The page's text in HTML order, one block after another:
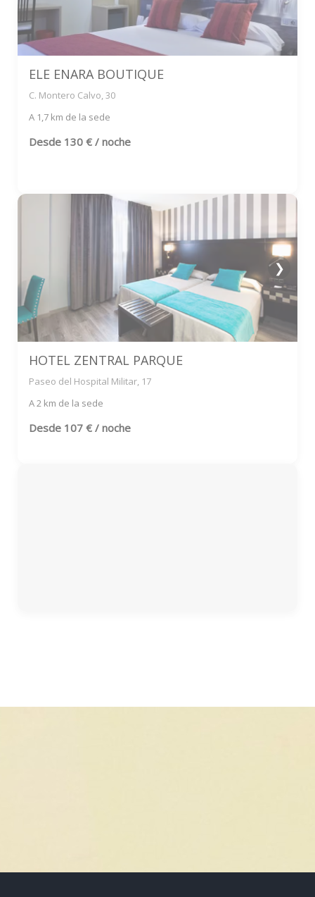
ELE ENARA BOUTIQUE
C. Montero Calvo, 30
A 1,7 km de la sede
Desde 130 € / noche
❯
HOTEL ZENTRAL PARQUE
Paseo del Hospital Militar, 17
A 2 km de la sede
Desde 107 € / noche